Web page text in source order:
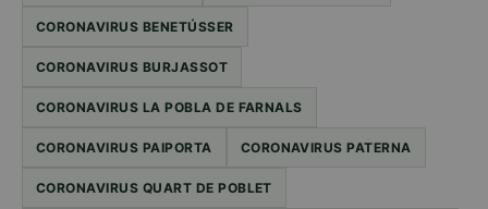
CORONAVIRUS BENETÚSSER
CORONAVIRUS BURJASSOT
CORONAVIRUS LA POBLA DE FARNALS
CORONAVIRUS PAIPORTA CORONAVIRUS PATERNA
CORONAVIRUS QUART DE POBLET